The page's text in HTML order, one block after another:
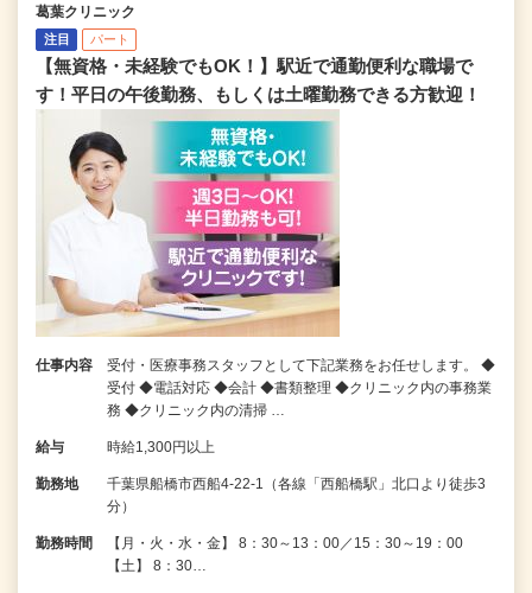
葛葉クリニック
注目 パート
【無資格・未経験でもOK！】駅近で通勤便利な職場で
す！平日の午後勤務、もしくは土曜勤務できる方歓迎！
仕事内容
受付・医療事務スタッフとして下記業務をお任せします。 ◆
受付 ◆電話対応 ◆会計 ◆書類整理 ◆クリニック内の事務業
務 ◆クリニック内の清掃 …
給与 時給1,300円以上
勤務地
千葉県船橋市西船4-22-1（各線「西船橋駅」北口より徒歩3
分）
勤務時間
【月・火・水・金】 8：30～13：00／15：30～19：00
【土】 8：30…